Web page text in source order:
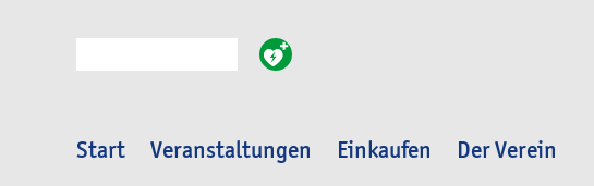
Start Veranstaltungen Einkaufen Der Verein